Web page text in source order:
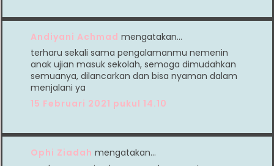
Andiyani Achmad mengatakan…
terharu sekali sama pengalamanmu nemenin
anak ujian masuk sekolah, semoga dimudahkan
semuanya, dilancarkan dan bisa nyaman dalam
menjalani ya
15 Februari 2021 pukul 14.10
Ophi Ziadah mengatakan…